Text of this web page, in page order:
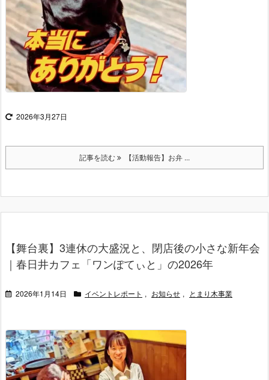
2026年3月27日
記事を読む 【活動報告】お弁 ...
【舞台裏】3連休の大盛況と、閉店後の小さな新年会
｜春日井カフェ「ワンぽてぃと」の2026年
2026年1月14日 イベントレポート , お知らせ , とまり木事業